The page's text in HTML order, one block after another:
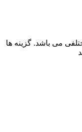
می باشد. گزینه ها